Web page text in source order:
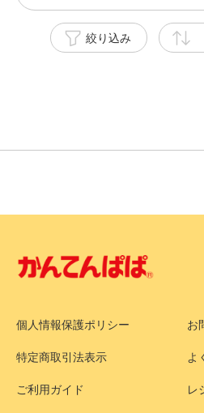
絞り込み
個人情報保護ポリシー お
特定商取引法表示 よ
ご利用ガイド レ